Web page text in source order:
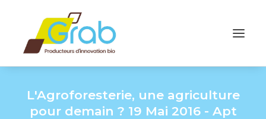
L'Agroforesterie, une agriculture
pour demain ? 19 Mai 2016 - Apt